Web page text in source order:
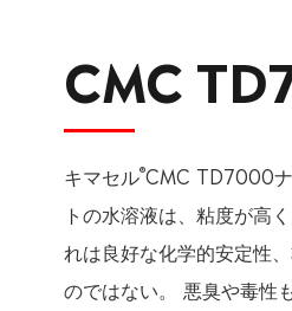
CMC
キマセル®CMC TD7000ナ
トの水溶液は、粘度が高
れは良好な化学的安定性
のではない。 悪臭や毒性